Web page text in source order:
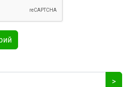
>